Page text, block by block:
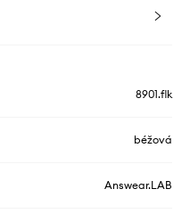
8901.flk
béžová
Answear.LAB